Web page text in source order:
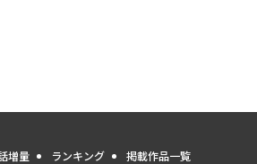
増量 ランキング 掲載作品一覧